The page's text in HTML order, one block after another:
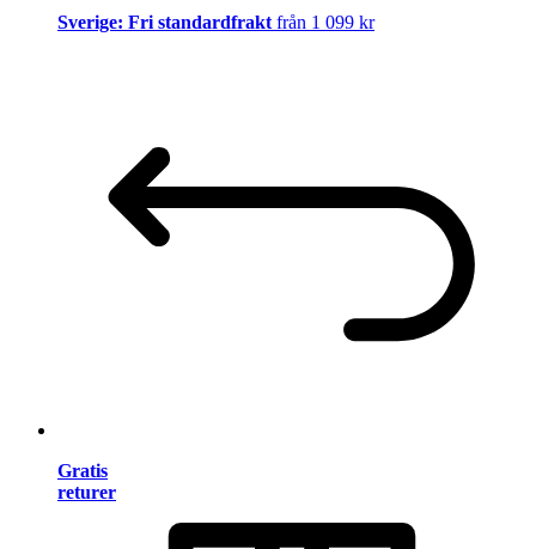
Sverige: Fri standardfrakt från 1 099 kr
Gratis
returer